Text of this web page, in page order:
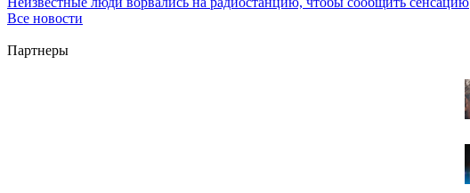
Все новости
Партнеры